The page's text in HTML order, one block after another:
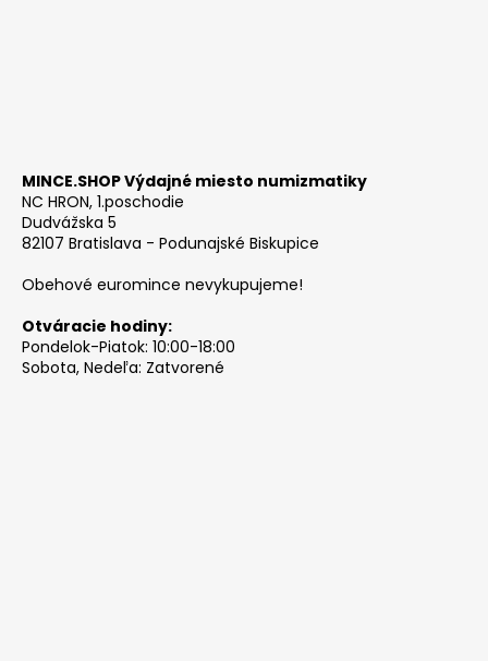
MINCE.SHOP Výdajné miesto numizmatiky
NC HRON, 1.poschodie
Dudvážska 5
82107 Bratislava - Podunajské Biskupice
Obehové euromince nevykupujeme!
Otváracie hodiny:
Pondelok-Piatok: 10:00-18:00
Sobota, Nedeľa: Zatvorené